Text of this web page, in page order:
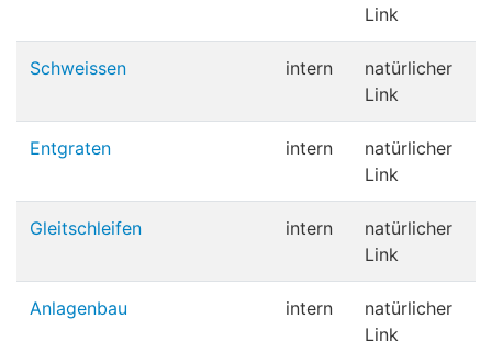
Link
Schweissen intern
natürlicher
Link
Entgraten intern
natürlicher
Link
Gleitschleifen intern
natürlicher
Link
Anlagenbau intern
natürlicher
Link